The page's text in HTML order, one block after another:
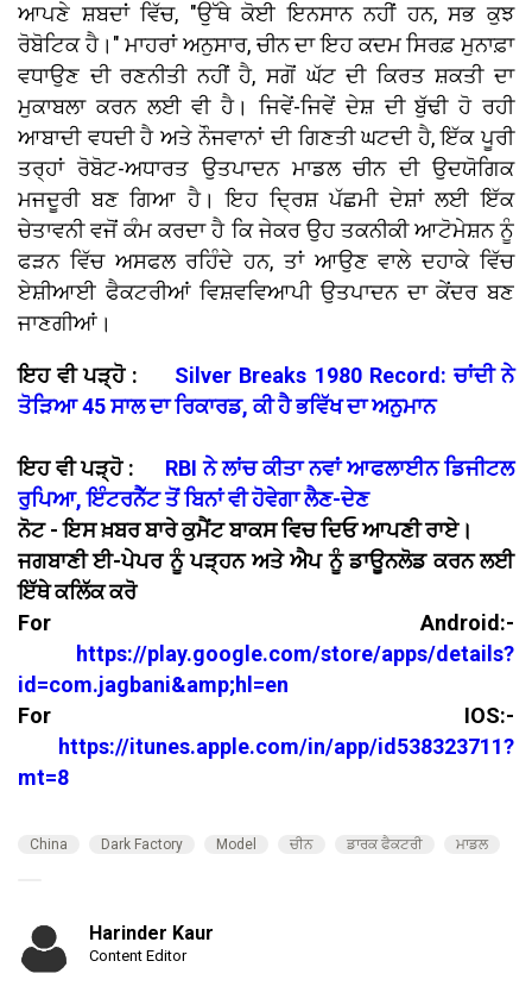
ਆਪਣੇ ਸ਼ਬਦਾਂ ਵਿੱਚ, "ਉੱਥੇ ਕੋਈ ਇਨਸਾਨ ਨਹੀਂ ਹਨ, ਸਭ ਕੁਝ
ਰੋਬੋਟਿਕ ਹੈ।" ਮਾਹਰਾਂ ਅਨੁਸਾਰ, ਚੀਨ ਦਾ ਇਹ ਕਦਮ ਸਿਰਫ਼ ਮੁਨਾਫ਼ਾ
ਵਧਾਉਣ ਦੀ ਰਣਨੀਤੀ ਨਹੀਂ ਹੈ, ਸਗੋਂ ਘੱਟ ਦੀ ਕਿਰਤ ਸ਼ਕਤੀ ਦਾ
ਮੁਕਾਬਲਾ ਕਰਨ ਲਈ ਵੀ ਹੈ। ਜਿਵੇਂ-ਜਿਵੇਂ ਦੇਸ਼ ਦੀ ਬੁੱਢੀ ਹੋ ਰਹੀ
ਆਬਾਦੀ ਵਧਦੀ ਹੈ ਅਤੇ ਨੌਜਵਾਨਾਂ ਦੀ ਗਿਣਤੀ ਘਟਦੀ ਹੈ, ਇੱਕ ਪੂਰੀ
ਤਰ੍ਹਾਂ ਰੋਬੋਟ-ਅਧਾਰਤ ਉਤਪਾਦਨ ਮਾਡਲ ਚੀਨ ਦੀ ਉਦਯੋਗਿਕ
ਮਜਦੂਰੀ ਬਣ ਗਿਆ ਹੈ। ਇਹ ਦ੍ਰਿਸ਼ ਪੱਛਮੀ ਦੇਸ਼ਾਂ ਲਈ ਇੱਕ
ਚੇਤਾਵਨੀ ਵਜੋਂ ਕੰਮ ਕਰਦਾ ਹੈ ਕਿ ਜੇਕਰ ਉਹ ਤਕਨੀਕੀ ਆਟੋਮੇਸ਼ਨ ਨੂੰ
ਫੜਨ ਵਿੱਚ ਅਸਫਲ ਰਹਿੰਦੇ ਹਨ, ਤਾਂ ਆਉਣ ਵਾਲੇ ਦਹਾਕੇ ਵਿੱਚ
ਏਸ਼ੀਆਈ ਫੈਕਟਰੀਆਂ ਵਿਸ਼ਵਵਿਆਪੀ ਉਤਪਾਦਨ ਦਾ ਕੇਂਦਰ ਬਣ
ਜਾਣਗੀਆਂ।
ਇਹ ਵੀ ਪੜ੍ਹੋ : Silver Breaks 1980 Record: ਚਾਂਦੀ ਨੇ
ਤੋੜਿਆ 45 ਸਾਲ ਦਾ ਰਿਕਾਰਡ, ਕੀ ਹੈ ਭਵਿੱਖ ਦਾ ਅਨੁਮਾਨ
ਇਹ ਵੀ ਪੜ੍ਹੋ : RBI ਨੇ ਲਾਂਚ ਕੀਤਾ ਨਵਾਂ ਆਫਲਾਈਨ ਡਿਜੀਟਲ
ਰੁਪਿਆ, ਇੰਟਰਨੈੱਟ ਤੋਂ ਬਿਨਾਂ ਵੀ ਹੋਵੇਗਾ ਲੈਣ-ਦੇਣ
ਨੋਟ - ਇਸ ਖ਼ਬਰ ਬਾਰੇ ਕੁਮੈਂਟ ਬਾਕਸ ਵਿਚ ਦਿਓ ਆਪਣੀ ਰਾਏ।
ਜਗਬਾਣੀ ਈ-ਪੇਪਰ ਨੂੰ ਪੜ੍ਹਨ ਅਤੇ ਐਪ ਨੂੰ ਡਾਊਨਲੋਡ ਕਰਨ ਲਈ
ਇੱਥੇ ਕਲਿੱਕ ਕਰੋ
For Android:-
https://play.google.com/store/apps/details?
id=com.jagbani&amp;hl=en
For IOS:-
https://itunes.apple.com/in/app/id538323711?
mt=8
China Dark Factory Model ਚੀਨ ਡਾਰਕ ਫੈਕਟਰੀ ਮਾਡਲ
Harinder Kaur
Content Editor